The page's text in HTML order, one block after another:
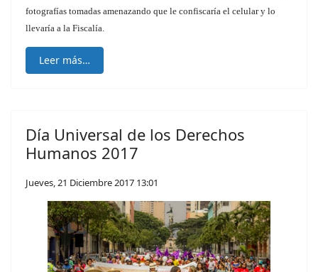
fotografías tomadas amenazando que le confiscaría el celular y lo
llevaría a la Fiscalía.
Leer más…
Día Universal de los Derechos
Humanos 2017
Jueves, 21 Diciembre 2017 13:01